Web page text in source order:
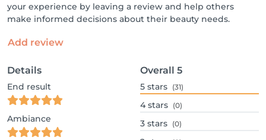
your experience by leaving a review and help others
make informed decisions about their beauty needs.
Add review
Details
End result
Ambiance
Overall 5
5 stars (31)
4 stars (0)
3 stars (0)